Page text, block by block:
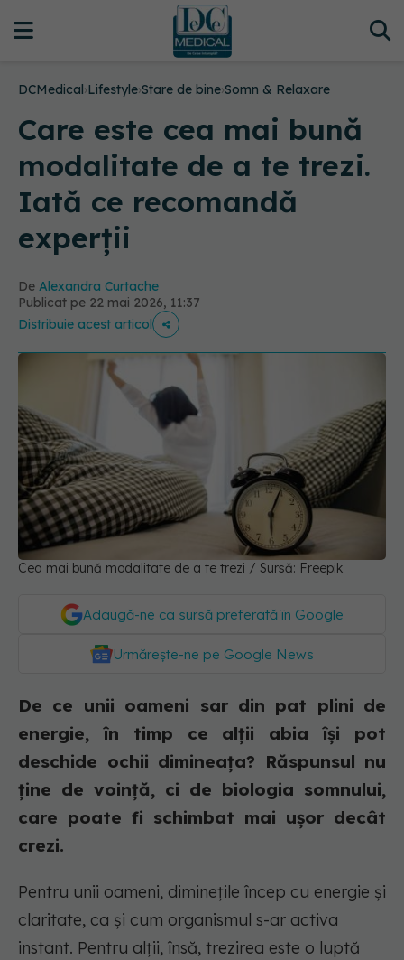
DCMedical›Lifestyle›Stare de bine›Somn & Relaxare
Care este cea mai bună
modalitate de a te trezi.
Iată ce recomandă
experții
De Alexandra Curtache
Publicat pe 22 mai 2026, 11:37
Distribuie acest articol
Cea mai bună modalitate de a te trezi / Sursă: Freepik
Adaugă-ne ca sursă preferată în Google
Urmărește-ne pe Google News
De ce unii oameni sar din pat plini de
energie, în timp ce alții abia își pot
deschide ochii dimineața? Răspunsul nu
ține de voință, ci de biologia somnului,
care poate fi schimbat mai ușor decât
crezi.
Pentru unii oameni, diminețile încep cu energie și
claritate, ca și cum organismul s-ar activa
instant. Pentru alții, însă, trezirea este o luptă